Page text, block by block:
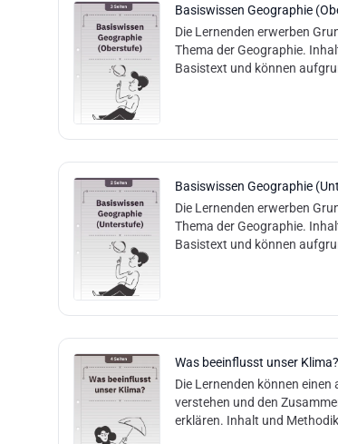
Basiswissen Geographie
Die Lernenden erwerben
Thema der Geographie.
Basistext und können
Basiswissen Geographie
Die Lernenden erwerben
Thema der Geographie.
Basistext und können
Was beeinflusst unser Klima?
Die Lernenden können
verstehen und den
erklären. Inhalt und